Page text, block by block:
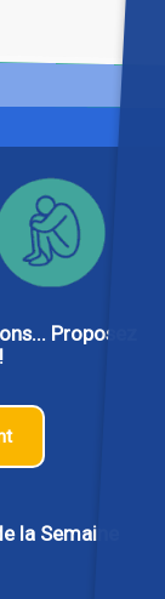
Proposez
la Semaine